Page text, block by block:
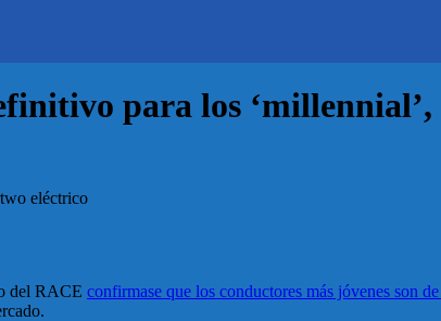
para los
eléctrico
del RACE confirmase que los conductores más jóvenes son